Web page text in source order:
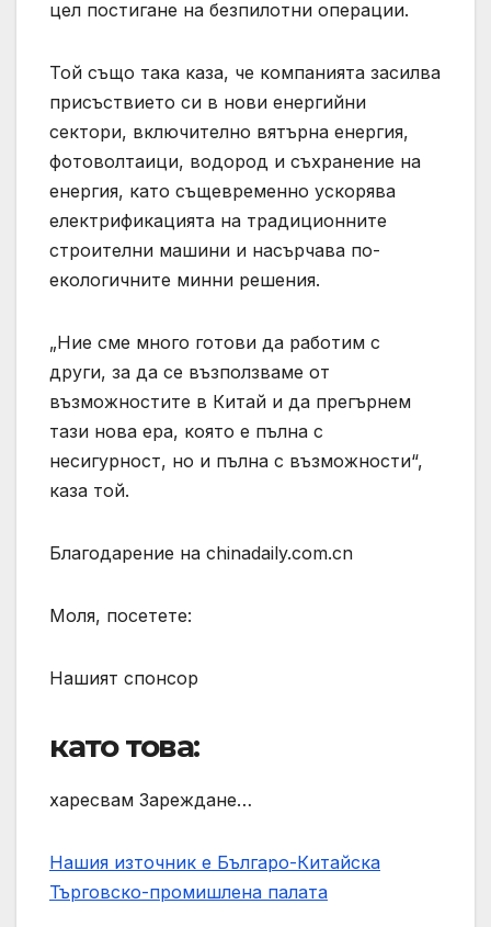
цел постигане на безпилотни операции.
Той също така каза, че компанията засилва
присъствието си в нови енергийни
сектори, включително вятърна енергия,
фотоволтаици, водород и съхранение на
енергия, като същевременно ускорява
електрификацията на традиционните
строителни машини и насърчава по-
екологичните минни решения.
„Ние сме много готови да работим с
други, за да се възползваме от
възможностите в Китай и да прегърнем
тази нова ера, която е пълна с
несигурност, но и пълна с възможности“,
каза той.
Благодарение на chinadaily.com.cn
Моля, посетете:
Нашият спонсор
като това:
харесвам Зареждане…
Нашия източник е Българо-Китайска
Търговско-промишлена палaта